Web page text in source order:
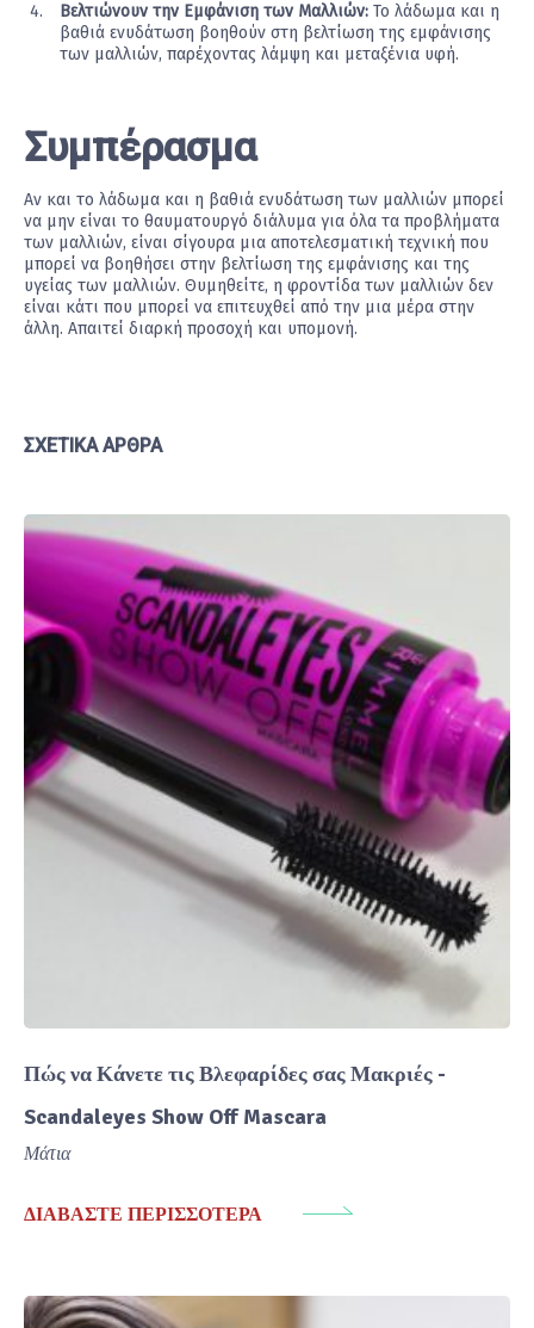
Βελτιώνουν την Εμφάνιση των Μαλλιών: Το λάδωμα και η
βαθιά ενυδάτωση βοηθούν στη βελτίωση της εμφάνισης
των μαλλιών, παρέχοντας λάμψη και μεταξένια υφή.
Συμπέρασμα
Αν και το λάδωμα και η βαθιά ενυδάτωση των μαλλιών μπορεί
να μην είναι το θαυματουργό διάλυμα για όλα τα προβλήματα
των μαλλιών, είναι σίγουρα μια αποτελεσματική τεχνική που
μπορεί να βοηθήσει στην βελτίωση της εμφάνισης και της
υγείας των μαλλιών. Θυμηθείτε, η φροντίδα των μαλλιών δεν
είναι κάτι που μπορεί να επιτευχθεί από την μια μέρα στην
άλλη. Απαιτεί διαρκή προσοχή και υπομονή.
ΣΧΕΤΙΚΆ ΆΡΘΡΑ
Πώς να Κάνετε τις Βλεφαρίδες σας Μακριές -
Scandaleyes Show Off Mascara
Μάτια
ΔΙΑΒΆΣΤΕ ΠΕΡΙΣΣΌΤΕΡΑ